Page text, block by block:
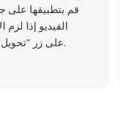
قم بتطبيقها على
الفيديو إذا لزم
على زر "تحويل" لمعالجتها.